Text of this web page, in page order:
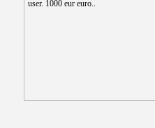
user. 1000 eur euro..